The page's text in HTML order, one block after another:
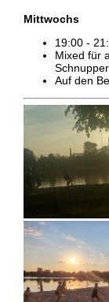
Mittwochs
19:00 -
Mixed für
Auf den